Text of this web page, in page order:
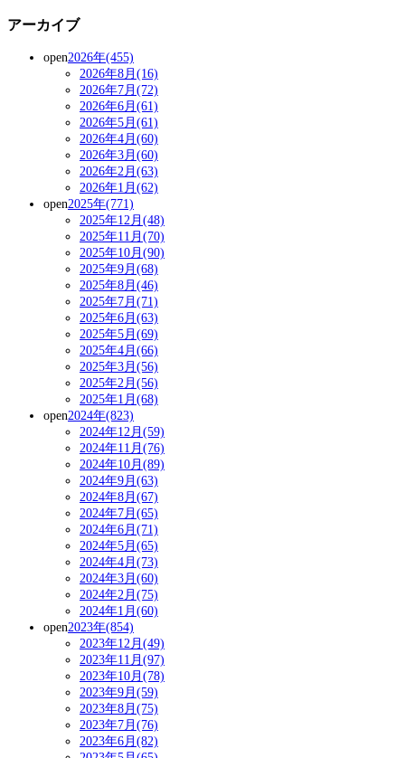
アーカイブ
open2026年(455)
2026年8月(16)
2026年7月(72)
2026年6月(61)
2026年5月(61)
2026年4月(60)
2026年3月(60)
2026年2月(63)
2026年1月(62)
open2025年(771)
2025年12月(48)
2025年11月(70)
2025年10月(90)
2025年9月(68)
2025年8月(46)
2025年7月(71)
2025年6月(63)
2025年5月(69)
2025年4月(66)
2025年3月(56)
2025年2月(56)
2025年1月(68)
open2024年(823)
2024年12月(59)
2024年11月(76)
2024年10月(89)
2024年9月(63)
2024年8月(67)
2024年7月(65)
2024年6月(71)
2024年5月(65)
2024年4月(73)
2024年3月(60)
2024年2月(75)
2024年1月(60)
open2023年(854)
2023年12月(49)
2023年11月(97)
2023年10月(78)
2023年9月(59)
2023年8月(75)
2023年7月(76)
2023年6月(82)